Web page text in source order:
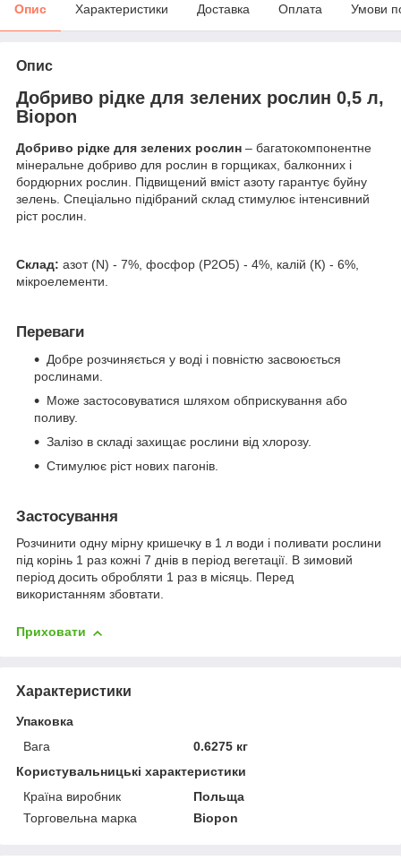
Опис Характеристики Доставка Оплата Умови
Опис
Добриво рідке для зелених рослин 0,5 л,
Biopon
Добриво рідке для зелених рослин – багатокомпонентне
мінеральне добриво для рослин в горщиках, балконних і
бордюрних рослин. Підвищений вміст азоту гарантує буйну
зелень. Спеціально підібраний склад стимулює інтенсивний
ріст рослин.
Склад: азот (N) - 7%, фосфор (P2O5) - 4%, калій (К) - 6%,
мікроелементи.
Переваги
Добре розчиняється у воді і повністю засвоюється
рослинами.
Може застосовуватися шляхом обприскування або
поливу.
Залізо в складі захищає рослини від хлорозу.
Стимулює ріст нових пагонів.
Застосування
Розчинити одну мірну кришечку в 1 л води і поливати рослини
під корінь 1 раз кожні 7 днів в період вегетації. В зимовий
період досить обробляти 1 раз в місяць. Перед
використанням збовтати.
Приховати
Характеристики
Упаковка
Вага
0.6275 кг
Користувальницькі характеристики
Країна виробник
Польща
Торговельна марка
Biopon